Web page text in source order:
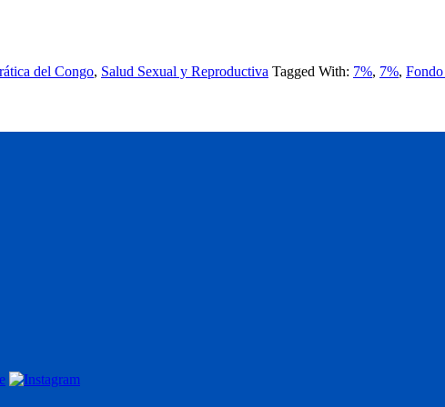
del Congo, Salud Sexual y Reproductiva Tagged With: 7%, 7%,